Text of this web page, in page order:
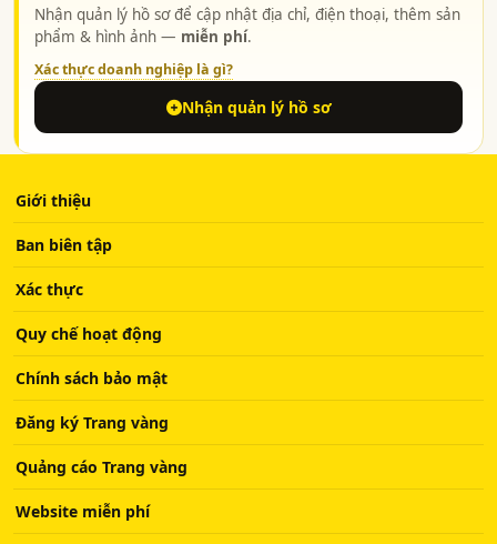
Nhận quản lý hồ sơ để cập nhật địa chỉ, điện thoại, thêm sản
phẩm & hình ảnh — miễn phí.
Xác thực doanh nghiệp là gì?
Nhận quản lý hồ sơ
Giới thiệu
Ban biên tập
Xác thực
Quy chế hoạt động
Chính sách bảo mật
Đăng ký Trang vàng
Quảng cáo Trang vàng
Website miễn phí